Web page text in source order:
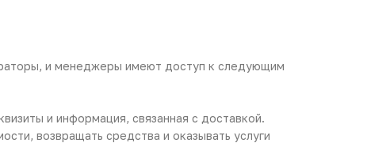
и менеджеры имеют доступ к следующим
и информация, связанная с доставкой.
возвращать средства и оказывать услуги